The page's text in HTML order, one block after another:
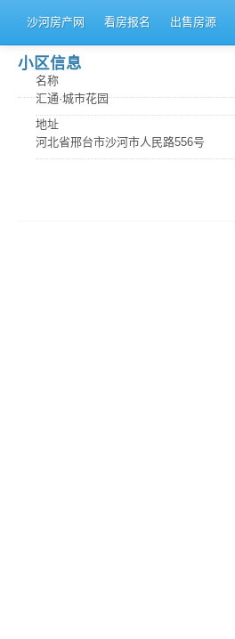
沙河房产网 看房报名 出售房源
小区信息
名称
汇通·城市花园
地址
河北省邢台市沙河市人民路556号